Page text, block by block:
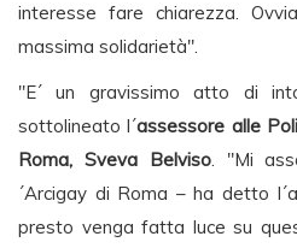
interesse fare chiarezza.
massima solidarietà".
"E´ un gravissimo atto di
sottolineato l´assessore alle
Roma, Sveva Belviso. "Mi
´Arcigay di Roma – ha detto
presto venga fatta luce su